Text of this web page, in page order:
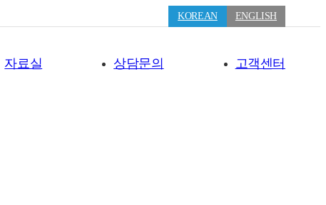
KOREAN ENGLISH
자료실 상담문의 고객센터